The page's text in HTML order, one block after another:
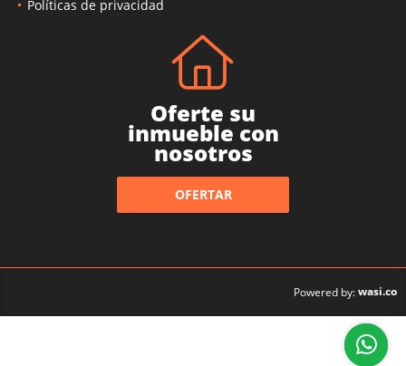
Políticas de privacidad
Oferte su
inmueble con
nosotros
OFERTAR
Powered by:wasi.co